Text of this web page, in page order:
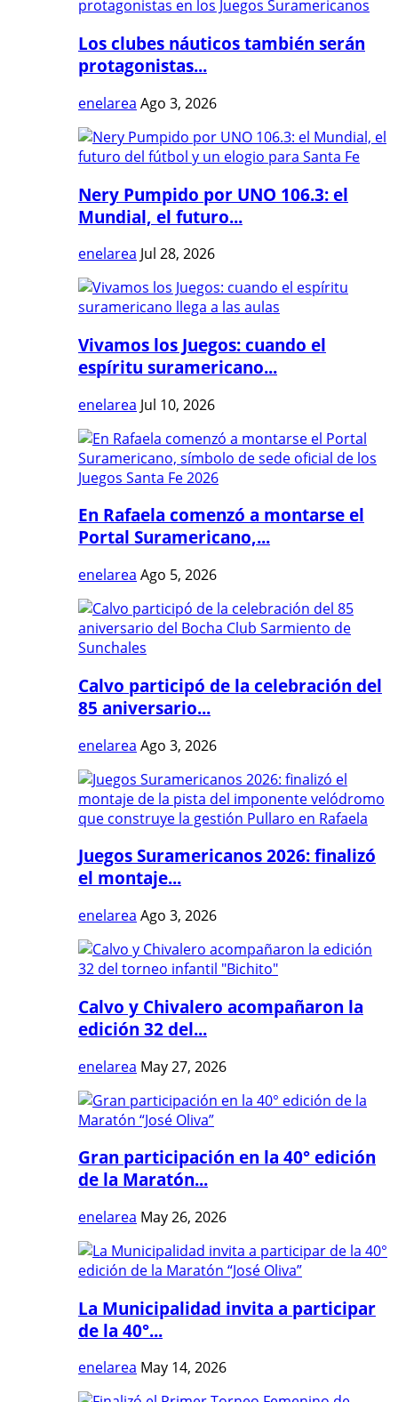
Los clubes náuticos también serán
protagonistas...
enelarea Ago 3, 2026
Nery Pumpido por UNO 106.3: el
Mundial, el futuro...
enelarea Jul 28, 2026
Vivamos los Juegos: cuando el
espíritu suramericano...
enelarea Jul 10, 2026
En Rafaela comenzó a montarse el
Portal Suramericano,...
enelarea Ago 5, 2026
Calvo participó de la celebración del
85 aniversario...
enelarea Ago 3, 2026
Juegos Suramericanos 2026: finalizó
el montaje...
enelarea Ago 3, 2026
Calvo y Chivalero acompañaron la
edición 32 del...
enelarea May 27, 2026
Gran participación en la 40° edición
de la Maratón...
enelarea May 26, 2026
La Municipalidad invita a participar
de la 40°...
enelarea May 14, 2026